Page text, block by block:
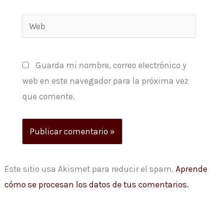
Web
Guarda mi nombre, correo electrónico y
web en este navegador para la próxima vez
que comente.
Este sitio usa Akismet para reducir el spam.Aprende
cómo se procesan los datos de tus comentarios.